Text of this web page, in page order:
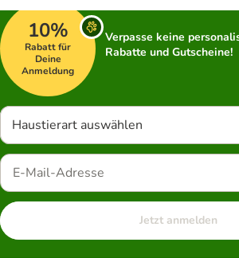
10%
Rabatt für
Deine
Anmeldung
Verpasse keine
Rabatte und Gutscheine!
Haustierart auswählen
Jetzt anmelden